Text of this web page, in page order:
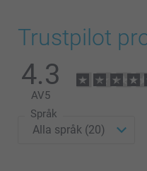
Nyhet!
Trustpilot
4.3
AV5
Språk